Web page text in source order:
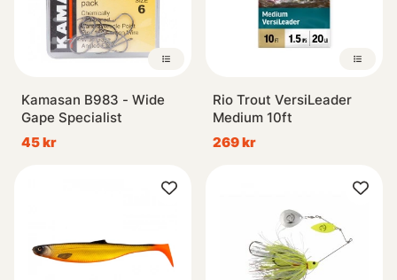
Kamasan B983 - Wide
Gape Specialist
45 kr
Rio Trout VersiLeader
Medium 10ft
269 kr